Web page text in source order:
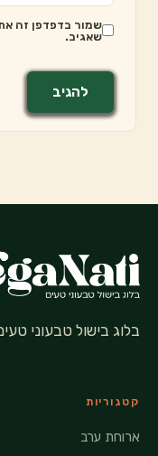
שמור בדפדפן זה
שאגיב.
בלוג בישול טבעוני טעים.
קטגוריות
ארוחת ערב